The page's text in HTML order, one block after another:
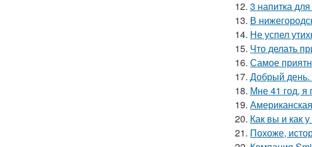
12. 3 напитка
13. В
14. Не успел
15. Что делать
16. Самое
17. Добрый день.
18. Мне 41 год, я
19.
20. Как вы и как
21. Похоже,